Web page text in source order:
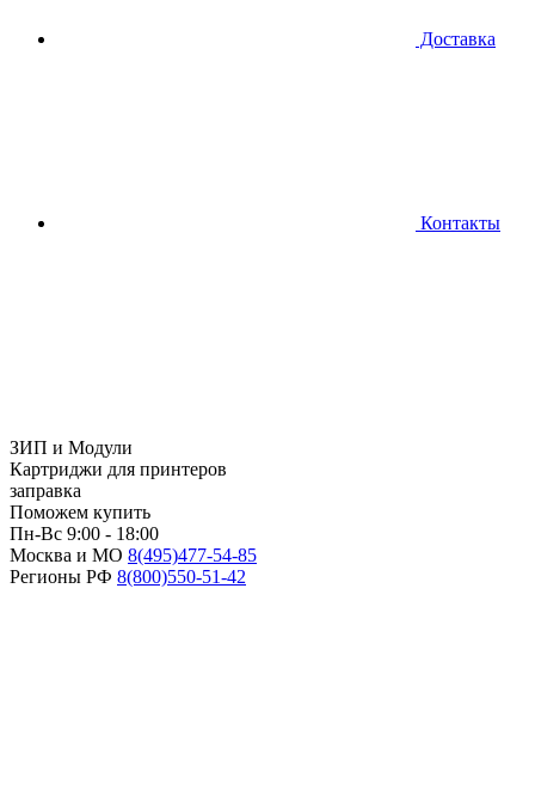
Доставка
Контакты
ЗИП и Модули
Картриджи для принтеров
заправка
Поможем купить
Пн-Вс 9:00 - 18:00
Москва и МО 8(495)477-54-85
Регионы РФ 8(800)550-51-42